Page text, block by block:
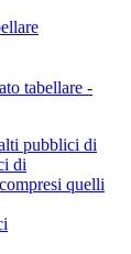
tabellare -
pubblici di
di
quelli